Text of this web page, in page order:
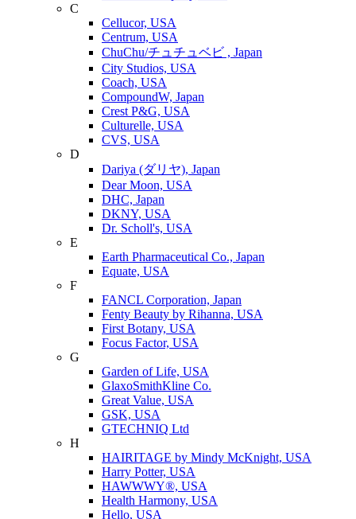
C
Cellucor, USA
Centrum, USA
ChuChu/チュチュベビ , Japan
City Studios, USA
Coach, USA
CompoundW, Japan
Crest P&G, USA
Culturelle, USA
CVS, USA
D
Dariya (ダリヤ), Japan
Dear Moon, USA
DHC, Japan
DKNY, USA
Dr. Scholl's, USA
E
Earth Pharmaceutical Co., Japan
Equate, USA
F
FANCL Corporation, Japan
Fenty Beauty by Rihanna, USA
First Botany, USA
Focus Factor, USA
G
Garden of Life, USA
GlaxoSmithKline Co.
Great Value, USA
GSK, USA
GTECHNIQ Ltd
H
HAIRITAGE by Mindy McKnight, USA
Harry Potter, USA
HAWWWY®, USA
Health Harmony, USA
Hello, USA